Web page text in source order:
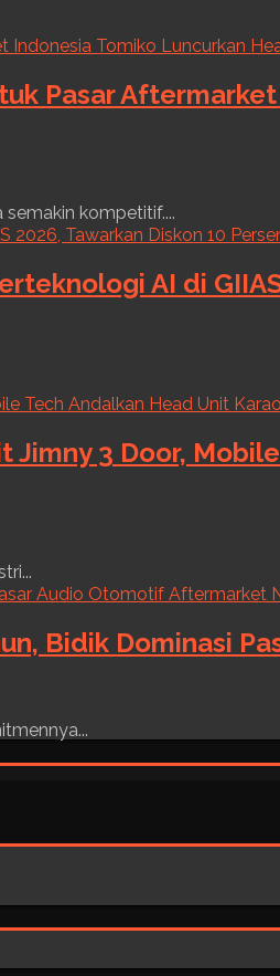
Pasar
kompetitif....
AI di
Jimny 3 Door,
Bidik Dominasi